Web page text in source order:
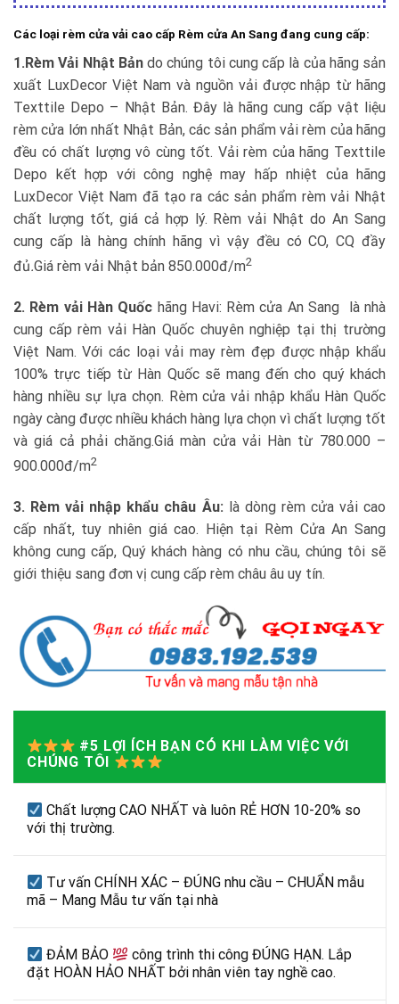
Các loại rèm cửa vải cao cấp Rèm cửa An Sang đang cung cấp:
1.Rèm Vải Nhật Bảndo chúng tôi cung cấp là của hãng sản
xuất LuxDecor Việt Nam và nguồn vải được nhập từ hãng
Texttile Depo – Nhật Bản. Đây là hãng cung cấp vật liệu
rèm cửa lớn nhất Nhật Bản, các sản phẩm vải rèm của hãng
đều có chất lượng vô cùng tốt. Vải rèm của hãng Texttile
Depo kết hợp với công nghệ may hấp nhiệt của hãng
LuxDecor Việt Nam đã tạo ra các sản phẩm rèm vải Nhật
chất lượng tốt, giá cả hợp lý. Rèm vải Nhật do An Sang
cung cấp là hàng chính hãng vì vậy đều có CO, CQ đầy
đủ.Giá rèm vải Nhật bản 850.000đ/m2
2. Rèm vải Hàn Quốc hãng Havi: Rèm cửa An Sang là nhà
cung cấp rèm vải Hàn Quốc chuyên nghiệp tại thị trường
Việt Nam. Với các loại vải may rèm đẹp được nhập khẩu
100% trực tiếp từ Hàn Quốc sẽ mang đến cho quý khách
hàng nhiều sự lựa chọn. Rèm cửa vải nhập khẩu Hàn Quốc
ngày càng được nhiều khách hàng lựa chọn vì chất lượng tốt
và giá cả phải chăng.Giá màn cửa vải Hàn từ 780.000 –
900.000đ/m2
3. Rèm vải nhập khẩu châu Âu: là dòng rèm cửa vải cao
cấp nhất, tuy nhiên giá cao. Hiện tại Rèm Cửa An Sang
không cung cấp, Quý khách hàng có nhu cầu, chúng tôi sẽ
giới thiệu sang đơn vị cung cấp rèm châu âu uy tín.
#5 LỢI ÍCH BẠN CÓ KHI LÀM VIỆC VỚI
CHÚNG TÔI
Chất lượng CAO NHẤT và luôn RẺ HƠN 10-20% so
với thị trường.
Tư vấn CHÍNH XÁC – ĐÚNG nhu cầu – CHUẨN mẫu
mã – Mang Mẫu tư vấn tại nhà
ĐẢM BẢO
công trình thi công ĐÚNG HẠN. Lắp
đặt HOÀN HẢO NHẤT bởi nhân viên tay nghề cao.